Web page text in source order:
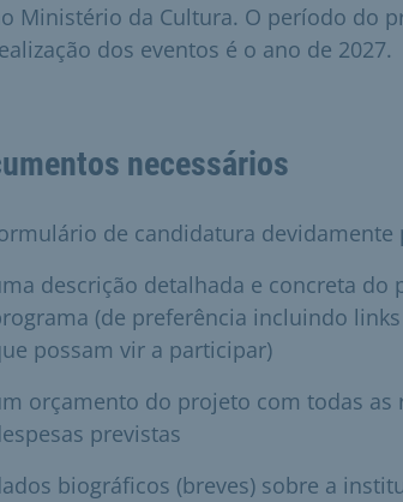
Ministério da Cultura. O período do
dos eventos é o ano de 2027.
necessários
de candidatura devidamente
descrição detalhada e concreta do
(de preferência incluindo
possam vir a participar)
orçamento do projeto com todas as
previstas
biográficos (breves) sobre a